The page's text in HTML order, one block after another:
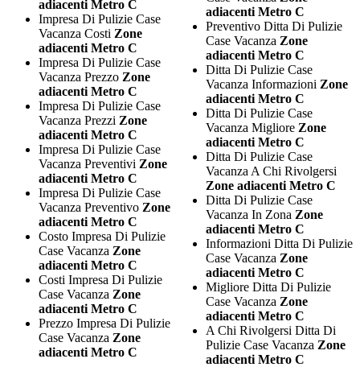
adiacenti Metro C
Impresa Di Pulizie Case
Vacanza Costi Zone
adiacenti Metro C
Impresa Di Pulizie Case
Vacanza Prezzo Zone
adiacenti Metro C
Impresa Di Pulizie Case
Vacanza Prezzi Zone
adiacenti Metro C
Impresa Di Pulizie Case
Vacanza Preventivi Zone
adiacenti Metro C
Impresa Di Pulizie Case
Vacanza Preventivo Zone
adiacenti Metro C
Costo Impresa Di Pulizie
Case Vacanza Zone
adiacenti Metro C
Costi Impresa Di Pulizie
Case Vacanza Zone
adiacenti Metro C
Prezzo Impresa Di Pulizie
Case Vacanza Zone
adiacenti Metro C
adiacenti Metro C
Preventivo Ditta Di Pulizie
Case Vacanza Zone
adiacenti Metro C
Ditta Di Pulizie Case
Vacanza Informazioni Zone
adiacenti Metro C
Ditta Di Pulizie Case
Vacanza Migliore Zone
adiacenti Metro C
Ditta Di Pulizie Case
Vacanza A Chi Rivolgersi
Zone adiacenti Metro C
Ditta Di Pulizie Case
Vacanza In Zona Zone
adiacenti Metro C
Informazioni Ditta Di Pulizie
Case Vacanza Zone
adiacenti Metro C
Migliore Ditta Di Pulizie
Case Vacanza Zone
adiacenti Metro C
A Chi Rivolgersi Ditta Di
Pulizie Case Vacanza Zone
adiacenti Metro C